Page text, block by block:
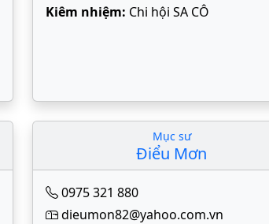
Kiêm nhiệm: Chi hội SA CÔ
Mục sư
Điểu Mơn
0975 321 880
dieumon82@yahoo.com.vn